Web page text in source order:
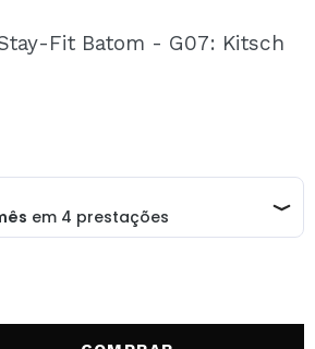
Maquibeauty.pt pode fazer as suas
verificar o estado das suas
Fit Batom - G07: Kitsch